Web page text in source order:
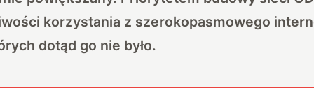
korzystania z szerokopasmowego
dotąd go nie było.